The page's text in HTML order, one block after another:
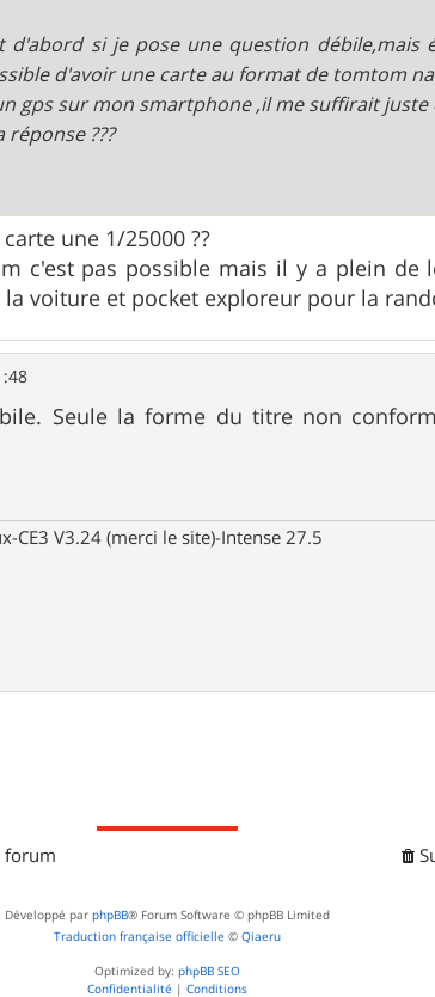
d'abord si je pose une question débile,mais
d'avoir une carte au format de tomtom
gps sur mon smartphone ,il me suffirait
???
une 1/25000 ??
c'est pas possible mais il y a plein de
voiture et pocket exploreur pour la
Seule la forme du titre non
CE3 V3.24 (merci le site)-Intense 27.5
forum
Développé par phpBB® Forum Software © phpBB Limited
Traduction française officielle © Qiaeru
Optimized by: phpBB SEO
Confidentialité | Conditions